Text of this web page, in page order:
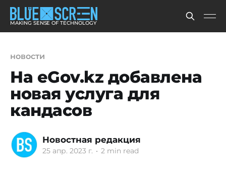
MAKING SENSE OF TECHNOLOGY
новости
На eGov.kz добавлена
новая услуга для
кандасов
Новостная редакция
25 апр. 2023 г. • 2 min read